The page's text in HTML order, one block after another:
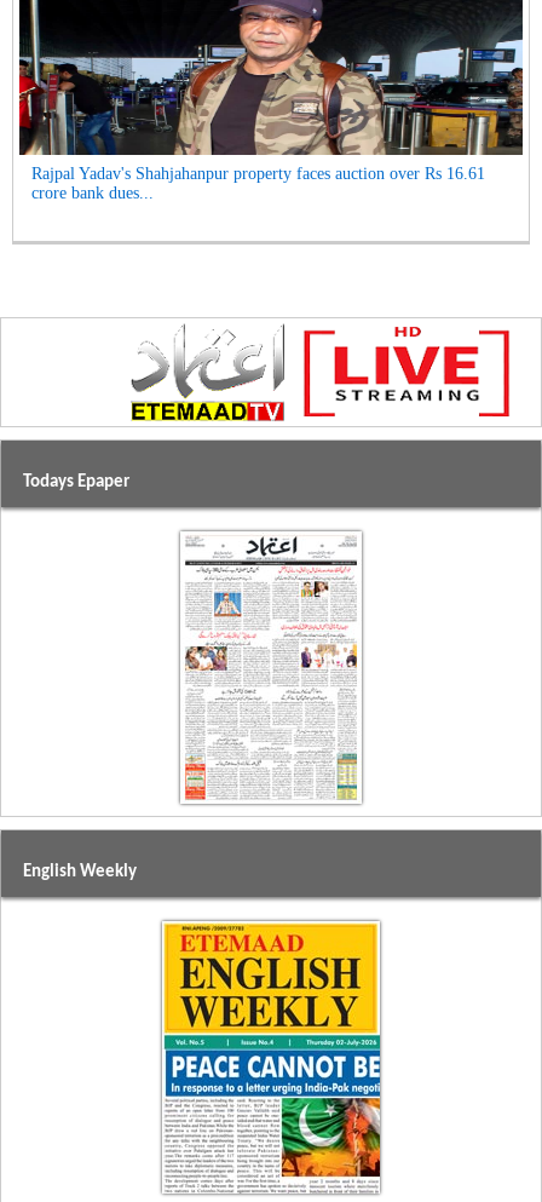
Rajpal Yadav's Shahjahanpur property faces auction over Rs 16.61
crore bank dues...
Todays Epaper
English Weekly